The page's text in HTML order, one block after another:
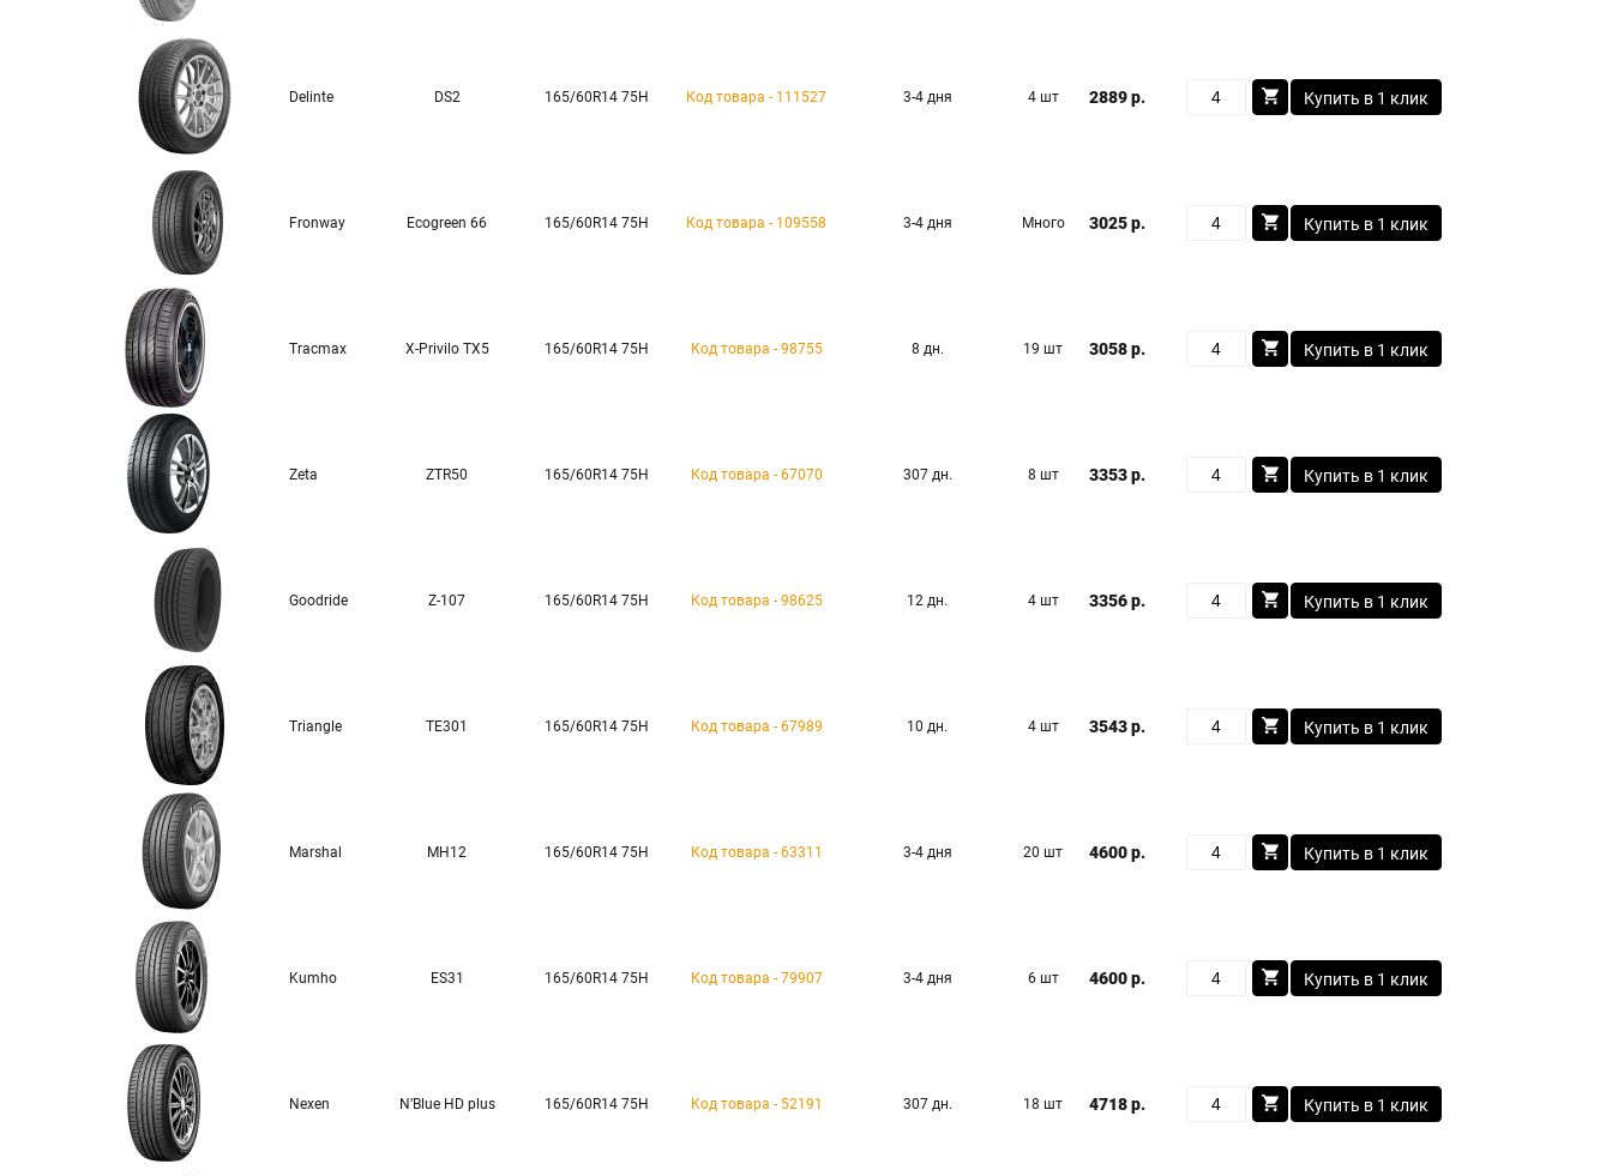
Delinte DS2 165/60R14 75H Код товара - 111527 3-4 дня 4 шт 2889 р. Купить в 1 клик
Fronway Ecogreen 66 165/60R14 75H Код товара - 109558 3-4 дня Много 3025 р. Купить в 1 клик
Tracmax X-Privilo TX5 165/60R14 75H Код товара - 98755 8 дн. 19 шт 3058 р. Купить в 1 клик
Zeta ZTR50 165/60R14 75H Код товара - 67070 307 дн. 8 шт 3353 р. Купить в 1 клик
Goodride Z-107 165/60R14 75H Код товара - 98625 12 дн. 4 шт 3356 р. Купить в 1 клик
Triangle TE301 165/60R14 75H Код товара - 67989 10 дн. 4 шт 3543 р. Купить в 1 клик
Marshal MH12 165/60R14 75H Код товара - 63311 3-4 дня 20 шт 4600 р. Купить в 1 клик
Kumho ES31 165/60R14 75H Код товара - 79907 3-4 дня 6 шт 4600 р. Купить в 1 клик
Nexen N’Blue HD plus 165/60R14 75H Код товара - 52191 307 дн. 18 шт 4718 р. Купить в 1 клик